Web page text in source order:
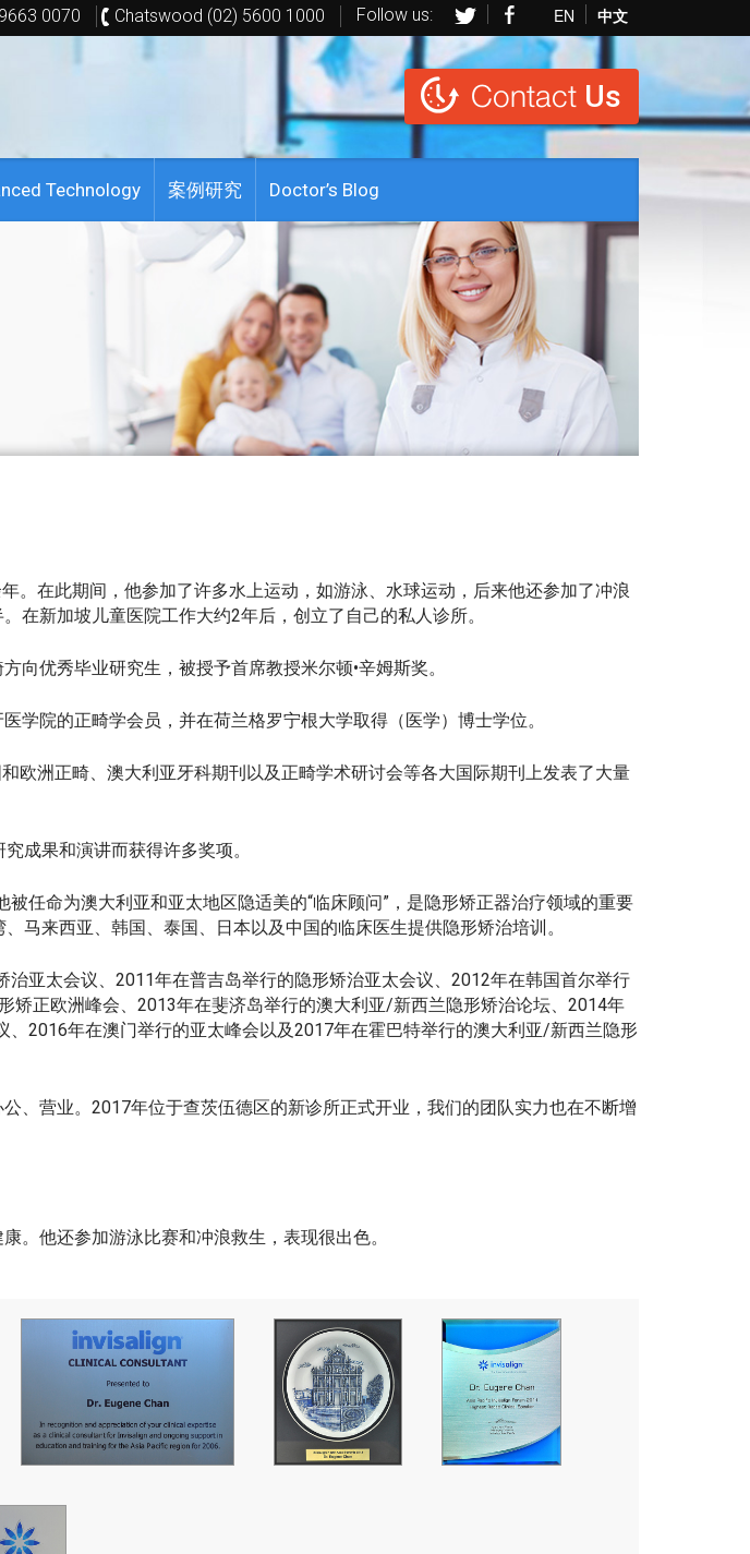
0070 Chatswood (02) 5600 1000 Follow us: EN 中文
Contact Us
Technology 案例研究 Doctor’s Blog
。在此期间，他参加了许多水上运动，如游泳、水球运动，后来他还参加了冲浪
在新加坡儿童医院工作大约2年后，创立了自己的私人诊所。
向优秀毕业研究生，被授予首席教授米尔顿•辛姆斯奖。
学院的正畸学会员，并在荷兰格罗宁根大学取得（医学）博士学位。
欧洲正畸、澳大利亚牙科期刊以及正畸学术研讨会等各大国际期刊上发表了大量
成果和演讲而获得许多奖项。
任命为澳大利亚和亚太地区隐适美的“临床顾问”，是隐形矫正器治疗领域的重要
马来西亚、韩国、泰国、日本以及中国的临床医生提供隐形矫治培训。
亚太会议、2011年在普吉岛举行的隐形矫治亚太会议、2012年在韩国首尔举行
正欧洲峰会、2013年在斐济岛举行的澳大利亚/新西兰隐形矫治论坛、2014年
2016年在澳门举行的亚太峰会以及2017年在霍巴特举行的澳大利亚/新西兰隐形
、营业。2017年位于查茨伍德区的新诊所正式开业，我们的团队实力也在不断增
。他还参加游泳比赛和冲浪救生，表现很出色。